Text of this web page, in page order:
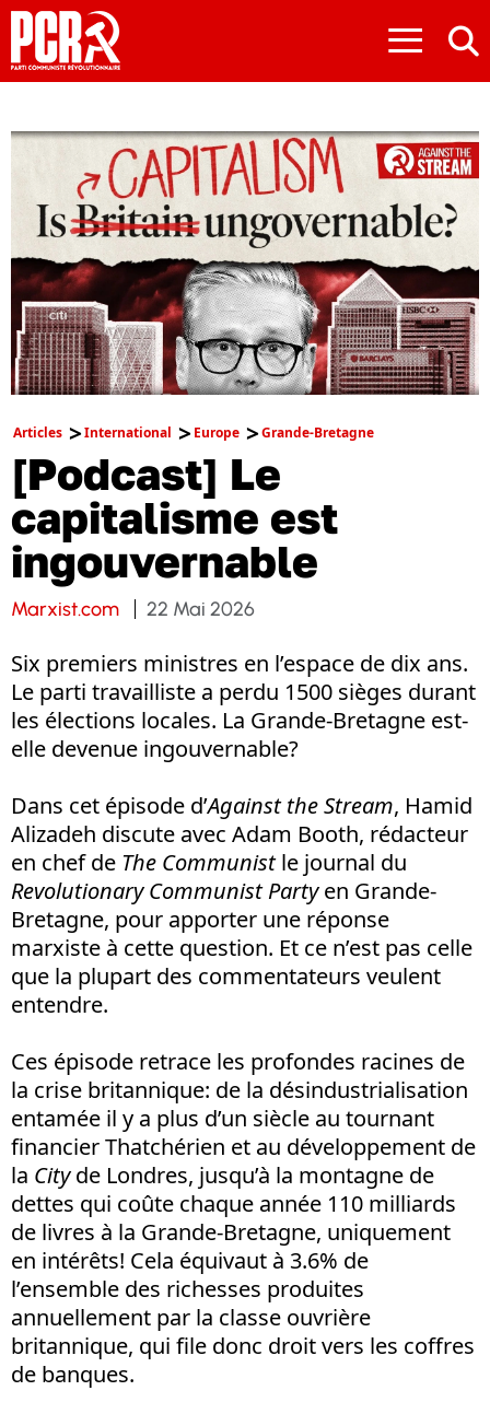
≡
Articles International Europe Grande-Bretagne
[Podcast] Le
capitalisme est
ingouvernable
Marxist.com 22 Mai 2026
Six premiers ministres en l’espace de dix ans.
Le parti travailliste a perdu 1500 sièges durant
les élections locales. La Grande-Bretagne est-
elle devenue ingouvernable?
Dans cet épisode d’Against the Stream, Hamid
Alizadeh discute avec Adam Booth, rédacteur
en chef de The Communistle journal du
Revolutionary Communist Partyen Grande-
Bretagne, pour apporter une réponse
marxiste à cette question. Et ce n’est pas celle
que la plupart des commentateurs veulent
entendre.
Ces épisode retrace les profondes racines de
la crise britannique: de la désindustrialisation
entamée il y a plus d’un siècle au tournant
financier Thatchérien et au développement de
la Cityde Londres, jusqu’à la montagne de
dettes qui coûte chaque année 110 milliards
de livres à la Grande-Bretagne, uniquement
en intérêts! Cela équivaut à 3.6% de
l’ensemble des richesses produites
annuellement par la classe ouvrière
britannique, qui file donc droit vers les coffres
de banques.